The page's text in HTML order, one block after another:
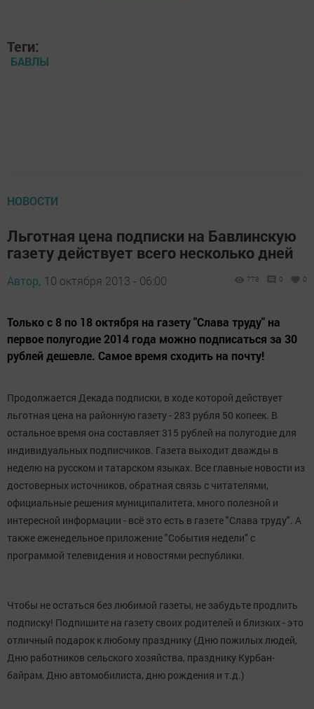
Теги:
БАВЛЫ
НОВОСТИ
Льготная цена подписки на Бавлинскую
газету действует всего несколько дней
Автор, 10 октября 2013 - 06:00 778 0 0
Только с 8 по 18 октября на газету "Слава труду" на
первое полугодие 2014 года можно подписаться за 30
рублей дешевле. Самое время сходить на почту!
Продолжается Декада подписки, в ходе которой действует
льготная цена на районную газету - 283 рубля 50 копеек. В
остальное время она составляет 315 рублей на полугодие для
индивидуальных подписчиков. Газета выходит дважды в
неделю на русском и татарском языках. Все главные новости из
достоверных источников, обратная связь с читателями,
официальные решения муниципалитета, много полезной и
интересной информации - всё это есть в газете "Слава труду". А
также еженедельное приложение "События недели" с
программой телевидения и новостями республики.
Чтобы не остаться без любимой газеты, не забудьте продлить
подписку! Подпишите на газету своих родителей и близких - это
отличный подарок к любому празднику (Дню пожилых людей,
Дню работников сельского хозяйства, празднику Курбан-
байрам, Дню автомобилиста, дню рождения и т.д.)